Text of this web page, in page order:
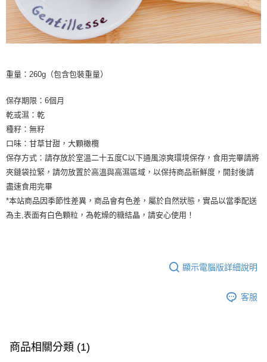
重量：260g（包含包裝重量）
保存期限：6個月
乾或濕：乾
種籽：無籽
口味：甘草甘甜，大顆橄欖
保存方式：請存放於室溫二十五度C以下通風涼爽環境保存，食用完畢請將
夾鏈袋拉緊，請勿放置於高溫與高濕區域，以保持商品新鮮度，開封後請
盡速食用完畢
*本站商品因季節性差異，商品會有色差，屬於自然狀態，實品以當季配送
為主,表面有白色顆粒，為乾燥的糖結晶，請安心使用！
顯示電腦版詳細說明
客服
商品相關分類 (1)